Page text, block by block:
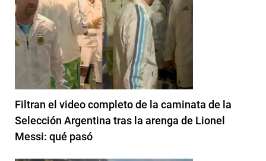
Filtran el video completo de la caminata de la
Selección Argentina tras la arenga de Lionel
Messi: qué pasó